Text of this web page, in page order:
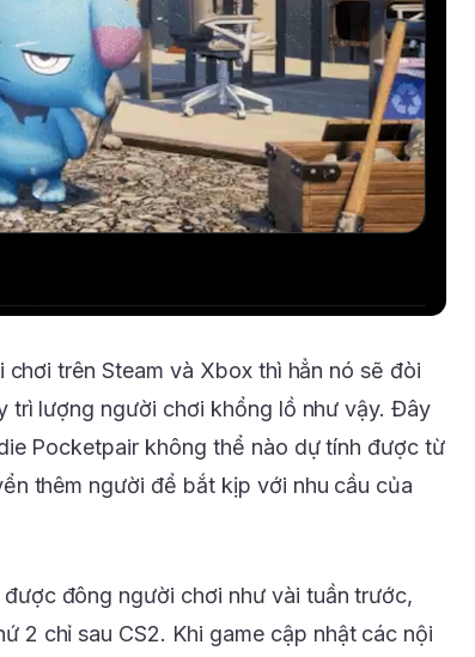
trên Steam và Xbox thì hẳn nó sẽ đòi
trì lượng người chơi khổng lồ như vậy. Đây
Pocketpair không thể nào dự tính được từ
thêm người để bắt kịp với nhu cầu của
đông người chơi như vài tuần trước,
2 chỉ sau CS2. Khi game cập nhật các nội